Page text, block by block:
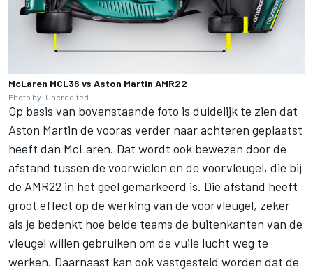
McLaren MCL36 vs Aston Martin AMR22
Photo by: Uncredited
Op basis van bovenstaande foto is duidelijk te zien dat
Aston Martin de vooras verder naar achteren geplaatst
heeft dan McLaren. Dat wordt ook bewezen door de
afstand tussen de voorwielen en de voorvleugel, die bij
de AMR22 in het geel gemarkeerd is. Die afstand heeft
groot effect op de werking van de voorvleugel, zeker
als je bedenkt hoe beide teams de buitenkanten van de
vleugel willen gebruiken om de vuile lucht weg te
werken. Daarnaast kan ook vastgesteld worden dat de